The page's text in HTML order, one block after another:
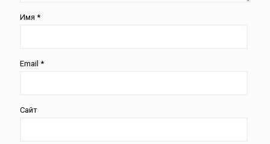
Имя *
Email *
Сайт